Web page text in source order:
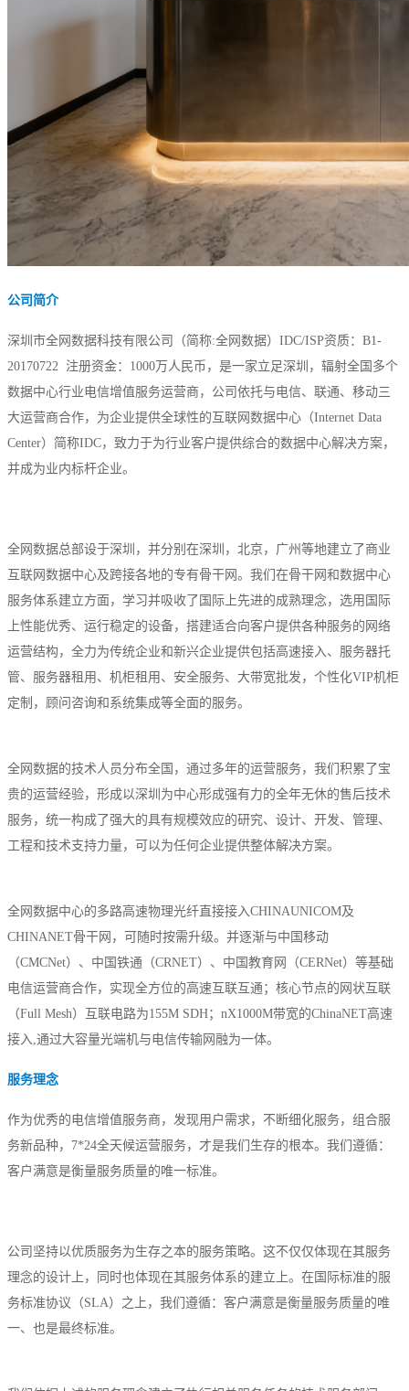
安全防护
快速部署组网
超融合
大企业首选
SD-WAN
智能盒子即买即用
全球加速服务
定制跨境加速
数据中心
华南BGP机房
深圳横岗电信机房
FIL/CHIA/BZZ首选机房
深圳龙华观澜机房
国家级的网络灾备数据中心
华南电信机房
电信五星级标准建设
华南双线机房
FIL/CHIA/BZZ首选机房
深圳南山沙河机房
电信钻石五星级机房
海外机房
香港NTT机房
100G直连国际带宽
全美硬防最高的机房
综合门户类解决方案
负载均衡解决方案
专线接入服务方案
公司简介
深圳市全网数据科技有限公司（简称:全网数据）IDC/ISP资质：B1-
20170722 注册资金：1000万人民币，是一家立足深圳，辐射全国多个
数据中心行业电信增值服务运营商，公司依托与电信、联通、移动三
大运营商合作，为企业提供全球性的互联网数据中心（Internet Data
Center）简称IDC，致力于为行业客户提供综合的数据中心解决方案，
并成为业内标杆企业。
全网数据总部设于深圳，并分别在深圳，北京，广州等地建立了商业
互联网数据中心及跨接各地的专有骨干网。我们在骨干网和数据中心
服务体系建立方面，学习并吸收了国际上先进的成熟理念，选用国际
上性能优秀、运行稳定的设备，搭建适合向客户提供各种服务的网络
运营结构，全力为传统企业和新兴企业提供包括高速接入、服务器托
管、服务器租用、机柜租用、安全服务、大带宽批发，个性化VIP机柜
定制，顾问咨询和系统集成等全面的服务。
全网数据的技术人员分布全国，通过多年的运营服务，我们积累了宝
贵的运营经验，形成以深圳为中心形成强有力的全年无休的售后技术
服务，统一构成了强大的具有规模效应的研究、设计、开发、管理、
工程和技术支持力量，可以为任何企业提供整体解决方案。
全网数据中心的多路高速物理光纤直接接入CHINAUNICOM及
CHINANET骨干网，可随时按需升级。并逐渐与中国移动
（CMCNet）、中国铁通（CRNET）、中国教育网（CERNet）等基础
电信运营商合作，实现全方位的高速互联互通；核心节点的网状互联
（Full Mesh）互联电路为155M SDH；nX1000M带宽的ChinaNET高速
接入,通过大容量光端机与电信传输网融为一体。
服务理念
作为优秀的电信增值服务商，发现用户需求，不断细化服务，组合服
务新品种，7*24全天候运营服务，才是我们生存的根本。我们遵循：
客户满意是衡量服务质量的唯一标准。
公司坚持以优质服务为生存之本的服务策略。这不仅仅体现在其服务
理念的设计上，同时也体现在其服务体系的建立上。在国际标准的服
务标准协议（SLA）之上，我们遵循：客户满意是衡量服务质量的唯
一、也是最终标准。